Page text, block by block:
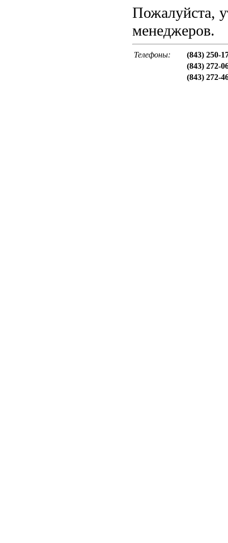
Пожалуйста,
менеджеров.
Телефоны:
(843) 250-
(843) 272-
(843) 272-